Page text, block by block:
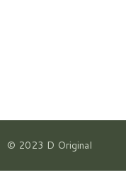
© 2023 D Original